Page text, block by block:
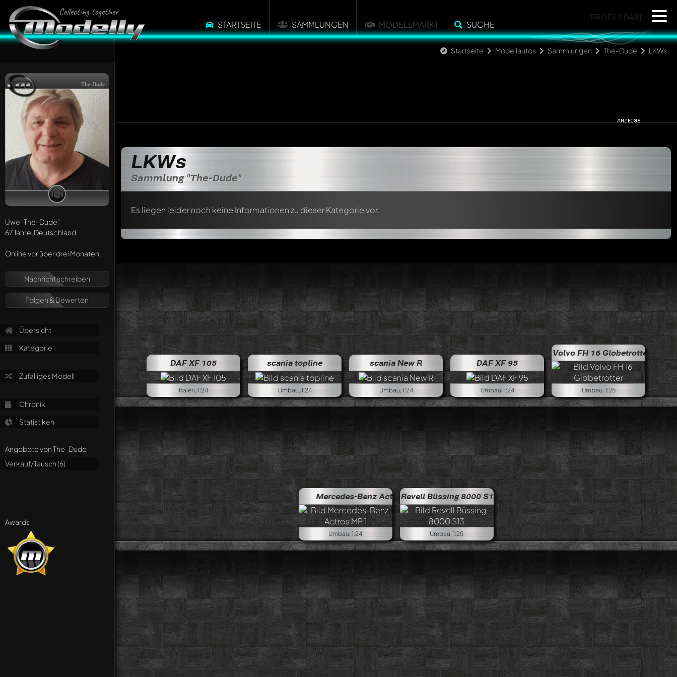
STARTSEITE SAMMLUNGEN MODELLMARKT SUCHE
{PROFILEBAR}
Startseite Modellautos Sammlungen The-Dude LKWs
The-Dude
Uwe "The-Dude"
67 Jahre, Deutschland
Online vor über drei Monaten.
Nachricht schreiben
Folgen & Bewerten
Übersicht
Kategorie
Zufälliges Modell
Chronik
Statistiken
Angebote von The-Dude
Verkauf/Tausch (6)
Awards
LKWs
Sammlung "The-Dude"
Es liegen leider noch keine Informationen zu dieser Kategorie vor.
DAF XF 105
Italeri, 1:24
scania topline
Umbau, 1:24
scania New R
Umbau, 1:24
DAF XF 95
Umbau, 1:24
Volvo FH 16 Globetrotter
Umbau, 1:25
Mercedes-Benz Actros MP 1 Mercedes-Benz Actros MP 1
Umbau, 1:24
Revell Büssing 8000 S13
Umbau, 1:25